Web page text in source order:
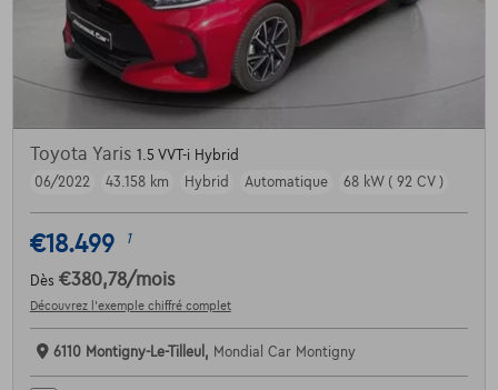
Toyota Yaris 1.5 VVT-i Hybrid
06/2022
43.158 km Hybrid Automatique 68 kW ( 92 CV )
€18.499 1
Dès €380,78/mois
Découvrez l’exemple chiffré complet
6110 Montigny-Le-Tilleul, Mondial Car Montigny